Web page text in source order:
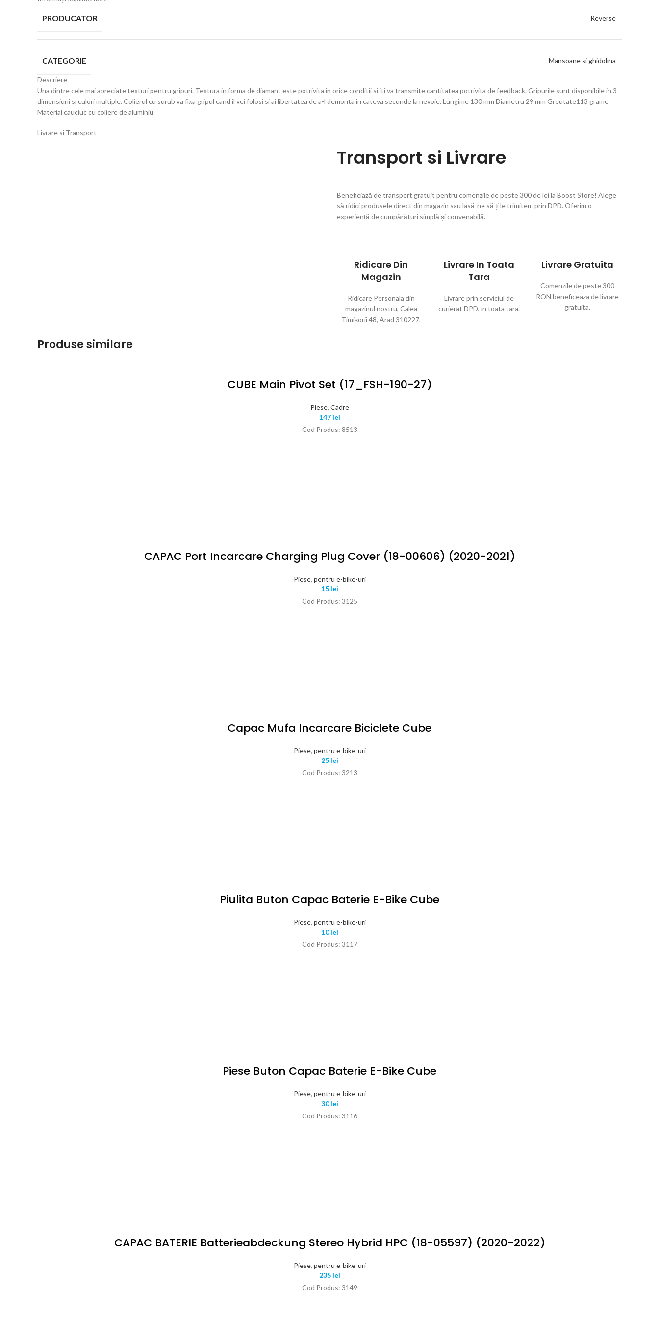
PRODUCATOR Reverse
CATEGORIE Mansoane si ghidolina
Descriere
Una dintre cele mai apreciate texturi pentru gripuri. Textura in forma de diamant este potrivita in orice conditii si iti va transmite cantitatea potrivita de feedback. Gripurile sunt disponibile in 3
dimensiuni si culori multiple. Colierul cu surub va fixa gripul cand il vei folosi si ai libertatea de a-l demonta in cateva secunde la nevoie. Lungime 130 mm Diametru 29 mm Greutate113 grame
Material cauciuc cu coliere de aluminiu
Livrare si Transport
Transport si Livrare
Beneficiază de transport gratuit pentru comenzile de peste 300 de lei la Boost Store! Alege
să ridici produsele direct din magazin sau lasă-ne să ți le trimitem prin DPD. Oferim o
experiență de cumpărături simplă și convenabilă.
Ridicare Din
Magazin
Ridicare Personala din
magazinul nostru, Calea
Timișorii 48, Arad 310227.
Livrare In Toata
Tara
Livrare prin serviciul de
curierat DPD, in toata tara.
Livrare Gratuita
Comenzile de peste 300
RON beneficeaza de livrare
gratuita.
Produse similare
CUBE Main Pivot Set (17_FSH-190-27)
Piese, Cadre
147 lei
Cod Produs: 8513
CAPAC Port Incarcare Charging Plug Cover (18-00606) (2020-2021)
Piese, pentru e-bike-uri
15 lei
Cod Produs: 3125
Capac Mufa Incarcare Biciclete Cube
Piese, pentru e-bike-uri
25 lei
Cod Produs: 3213
Piulita Buton Capac Baterie E-Bike Cube
Piese, pentru e-bike-uri
10lei
Cod Produs: 3117
Piese Buton Capac Baterie E-Bike Cube
Piese, pentru e-bike-uri
30lei
Cod Produs: 3116
CAPAC BATERIE Batterieabdeckung Stereo Hybrid HPC (18-05597) (2020-2022)
Piese, pentru e-bike-uri
235 lei
Cod Produs: 3149